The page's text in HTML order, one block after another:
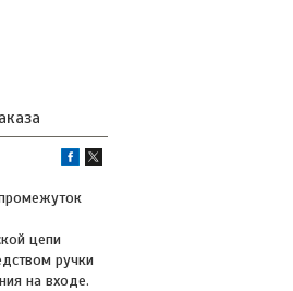
цепи
ручки
на входе.